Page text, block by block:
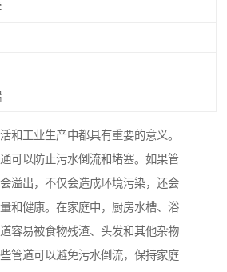
和工业生产中都具有重要的意义。
可以防止污水倒流和堵塞。如果管
溢出，不仅会造成环境污染，还会
和健康。在家庭中，厨房水槽、浴
容易被食物残渣、头发和其他杂物
管道可以避免污水倒流，保持家庭